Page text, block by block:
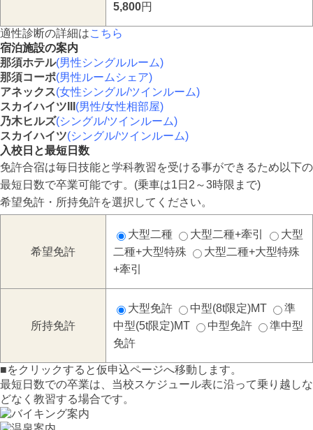
5,800円
適性診断の詳細はこちら
宿泊施設の案内
那須ホテル(男性シングルルーム)
那須コーポ(男性ルームシェア)
アネックス(女性シングル/ツインルーム)
スカイハイツIII (男性/女性相部屋)
乃木ヒルズ(シングル/ツインルーム)
スカイハイツ(シングル/ツインルーム)
入校日と最短日数
免許合宿は毎日技能と学科教習を受ける事ができるため以下の
最短日数で卒業可能です。(乗車は1日2～3時限まで)
希望免許・所持免許を選択してください。
希望免許
大型二種 大型二種+牽引
大型
二種+大型特殊
大型二種+大型特殊
+牽引
所持免許
大型免許 中型(8t限定)MT
準
中型(5t限定)MT
中型免許
準中型
免許
■をクリックすると仮申込ページへ移動します。
最短日数での卒業は、当校スケジュール表に沿って乗り越しな
どなく教習する場合です。